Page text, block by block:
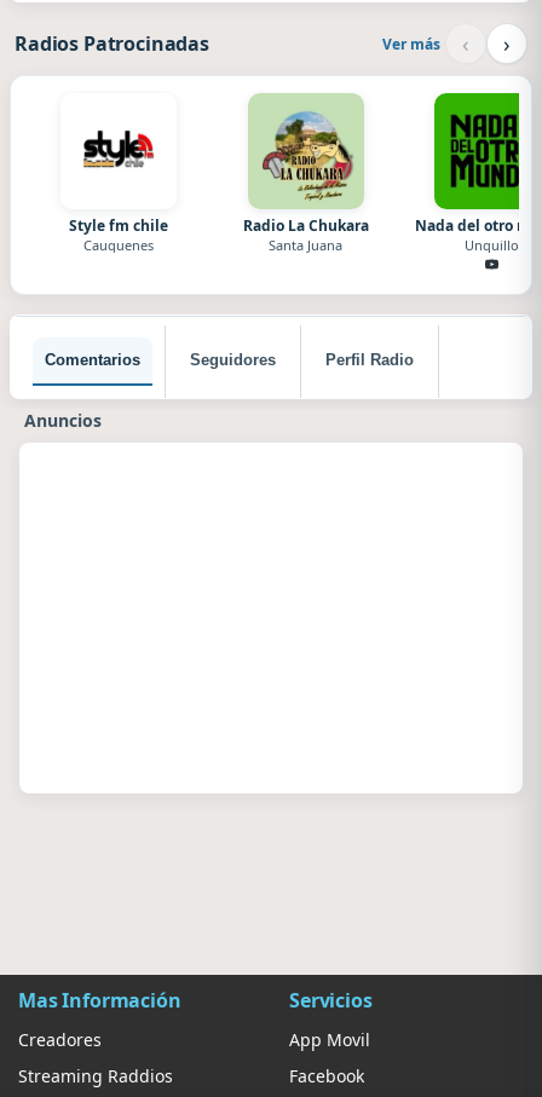
Radios Patrocinadas Ver más ‹ ›
Style fm chile
Cauquenes
Radio La Chukara
Santa Juana
Nada del otro
Unquillo
Comentarios Seguidores Perfil Radio
Anuncios
Mas Información
Creadores
Streaming Raddios
Servicios
App Movil
Facebook